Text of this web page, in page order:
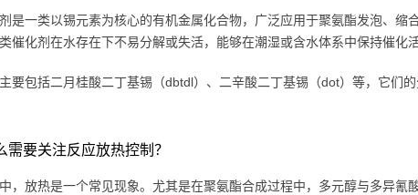
是一类以锡元素为核心的有机金属化合物，广泛应用于聚氨酯发泡、缩
催化剂在水存在下不易分解或失活，能够在潮湿或含水体系中保持催化
要包括二月桂酸二丁基锡（dbtdl）、二辛酸二丁基锡（dot）等，它们
需要关注反应放热控制？
，放热是一个常见现象。尤其是在聚氨酯合成过程中，多元醇与多异氰